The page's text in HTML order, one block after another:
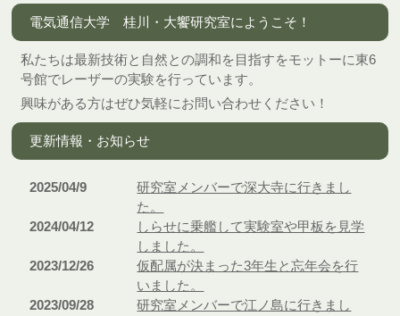
電気通信大学 桂川・大饗研究室にようこそ！
私たちは最新技術と自然との調和を目指すをモットーに東6
号館でレーザーの実験を行っています。
興味がある方はぜひ気軽にお問い合わせください！
更新情報・お知らせ
2025/04/9
研究室メンバーで深大寺に行きまし
た。
2024/04/12
しらせに乗艦して実験室や甲板を見学
しました。
2023/12/26
仮配属が決まった3年生と忘年会を行
いました。
2023/09/28
研究室メンバーで江ノ島に行きまし